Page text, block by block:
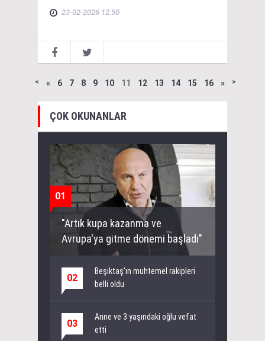
23-02-2026 12:50
˂ « 6 7 8 9 10 11 12 13 14 15 16 » ˃
ÇOK OKUNANLAR
01
"Artık kupa kazanma ve
Avrupa'ya gitme dönemi başladı"
02
Beşiktaş'ın muhtemel rakipleri
belli oldu
03
Anne ve 3 yaşındaki oğlu vefat
etti